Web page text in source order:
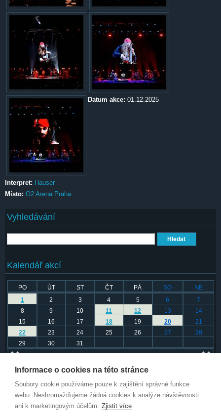
Datum akce: 01.12.2025
Interpret: Hauser
Místo: O2 Arena Praha
Vyhledávání
Kalendář akcí
PO ÚT ST ČT PÁ SO
NE
1
2 3 4 5 6
7
8
9 10 11 12 13
14
15
16 17 18 19 20
21
22
23 24 25 26 27
28
29
30 31
Další obsah autora
Za necelý měsíc se otevřou brány trutnovského Bojiště!
Informace o cookies na této stránce
Soubory cookie používáme pouze k zajištění správné funkce
webu. Neshromažďujeme žádná cookies k analýze návštěvnosti
ani k marketingovým účelům. Zjistit více